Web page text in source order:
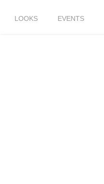
LOOKS EVENTS